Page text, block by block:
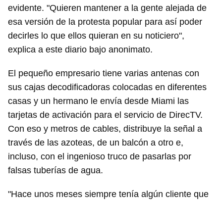
Guardar como favorito
Para poder guardar como favorito, primero has de
INICIAR SESIÓN CANCELAR
evidente. "Quieren mantener a la gente alejada de
esa versión de la protesta popular para así poder
decirles lo que ellos quieran en su noticiero",
explica a este diario bajo anonimato.
El pequeño empresario tiene varias antenas con
sus cajas decodificadoras colocadas en diferentes
casas y un hermano le envía desde Miami las
tarjetas de activación para el servicio de DirecTV.
Con eso y metros de cables, distribuye la señal a
través de las azoteas, de un balcón a otro e,
incluso, con el ingenioso truco de pasarlas por
falsas tuberías de agua.
"Hace unos meses siempre tenía algún cliente que